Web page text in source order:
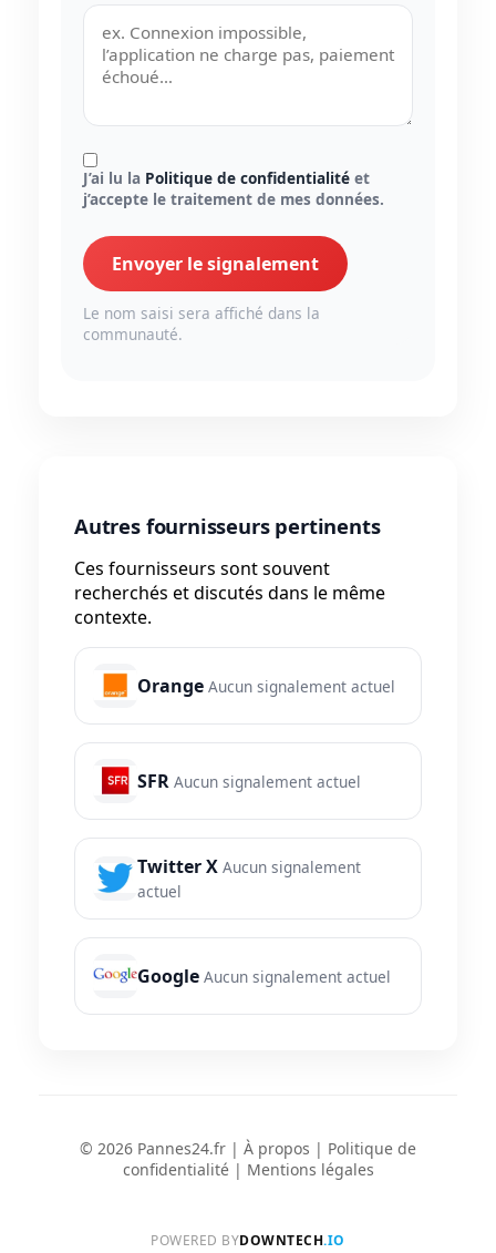
J’ai lu la Politique de confidentialité et
j’accepte le traitement de mes données.
Envoyer le signalement
Le nom saisi sera affiché dans la
communauté.
Autres fournisseurs pertinents
Ces fournisseurs sont souvent
recherchés et discutés dans le même
contexte.
Orange Aucun signalement actuel
SFR Aucun signalement actuel
Twitter X Aucun signalement
actuel
Google Aucun signalement actuel
© 2026 Pannes24.fr | À propos | Politique de
confidentialité| Mentions légales
POWERED BYDOWNTECH.IO